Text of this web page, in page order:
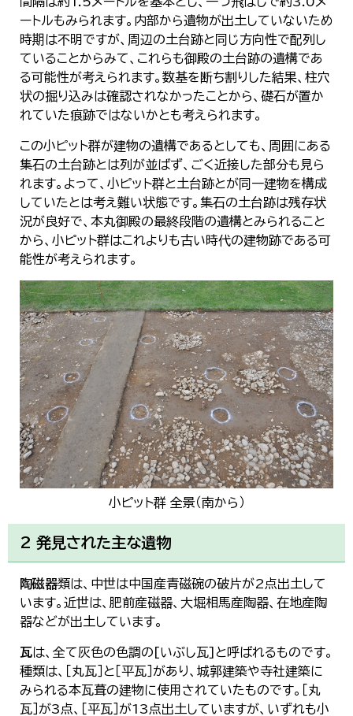
ートルもみられます。内部から遺物が出土していないため
時期は不明ですが、周辺の土台跡と同じ方向性で配列し
ていることからみて、これらも御殿の土台跡の遺構であ
る可能性が考えられます。数基を断ち割りした結果、柱穴
状の掘り込みは確認されなかったことから、礎石が置か
れていた痕跡ではないかとも考えられます。
この小ピット群が建物の遺構であるとしても、周囲にある
集石の土台跡とは列が並ばず、ごく近接した部分も見ら
れます。よって、小ピット群と土台跡とが同一建物を構成
していたとは考え難い状態です。集石の土台跡は残存状
況が良好で、本丸御殿の最終段階の遺構とみられること
から、小ピット群はこれよりも古い時代の建物跡である可
能性が考えられます。
小ピット群 全景（南から）
2 発見された主な遺物
陶磁器類は、中世は中国産青磁碗の破片が2点出土して
います。近世は、肥前産磁器、大堀相馬産陶器、在地産陶
器などが出土しています。
瓦は、全て灰色の色調の[いぶし瓦]と呼ばれるものです。
種類は、［丸瓦］と［平瓦］があり、城郭建築や寺社建築に
みられる本瓦葺の建物に使用されていたものです。［丸
瓦］が3点、［平瓦］が13点出土していますが、いずれも小